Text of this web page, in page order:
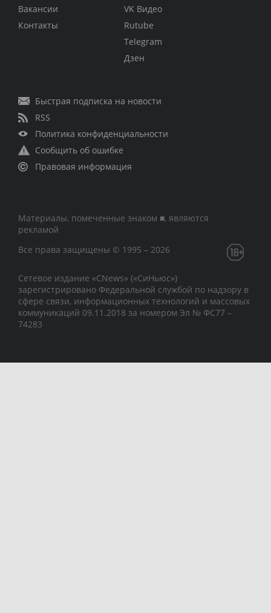
Вакансии
Контакты
VK Видео
Rutube
Telegram
Дзен
Быстрая подписка на новости
RSS
Политика конфиденциальности
Сообщить об ошибке
Правовая информация
Материалы, помеченные знаком ■, являются
рекламой
Все права защищены © 1995 – 2026
Сетевое издание «CNews» («СиНьюс»)
зарегистрировано Федеральной службой по надзору в
сфере связи, информационных технологий и массовых
коммуникаций 09.11.2018 за номером Эл № ФС77 –
74283